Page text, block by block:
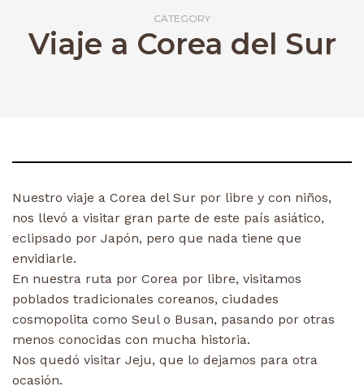
CATEGORY
Viaje a Corea del Sur
Nuestro viaje a Corea del Sur por libre y con niños,
nos llevó a visitar gran parte de este país asiático,
eclipsado por Japón, pero que nada tiene que
envidiarle.
En nuestra ruta por Corea por libre, visitamos
poblados tradicionales coreanos, ciudades
cosmopolita como Seul o Busan, pasando por otras
menos conocidas con mucha historia.
Nos quedó visitar Jeju, que lo dejamos para otra
ocasión.